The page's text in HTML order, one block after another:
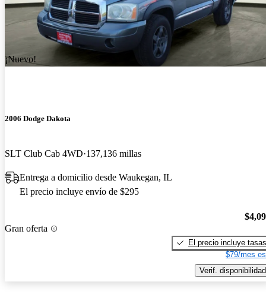
¡Nuevo!
2006 Dodge Dakota
SLT Club Cab 4WD 137,136 millas
Entrega a domicilio desde Waukegan, IL
El precio incluye envío de $295
Gran oferta
El precio incluye tasas
$79/mes
Verif. disponibilidad